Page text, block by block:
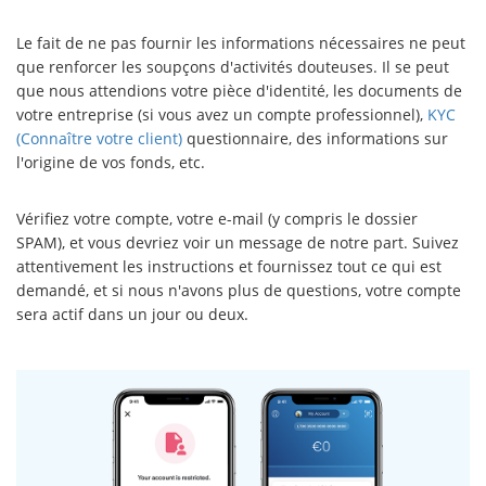
Le fait de ne pas fournir les informations nécessaires ne peut
que renforcer les soupçons d'activités douteuses. Il se peut
que nous attendions votre pièce d'identité, les documents de
votre entreprise (si vous avez un compte professionnel), KYC
(Connaître votre client) questionnaire, des informations sur
l'origine de vos fonds, etc.
Vérifiez votre compte, votre e-mail (y compris le dossier
SPAM), et vous devriez voir un message de notre part. Suivez
attentivement les instructions et fournissez tout ce qui est
demandé, et si nous n'avons plus de questions, votre compte
sera actif dans un jour ou deux.